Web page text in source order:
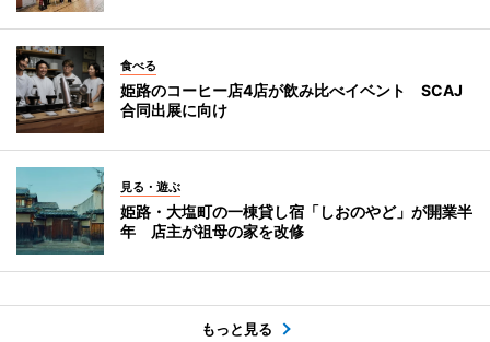
食べる
姫路のコーヒー店4店が飲み比べイベント SCAJ
合同出展に向け
見る・遊ぶ
姫路・大塩町の一棟貸し宿「しおのやど」が開業半
年 店主が祖母の家を改修
もっと見る